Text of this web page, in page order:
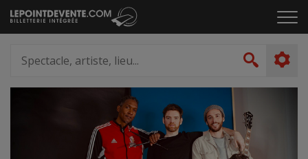
Passer
au
le
artiste,
lieu...